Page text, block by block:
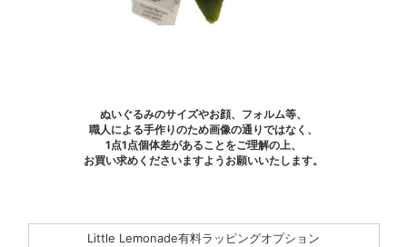
ぬいぐるみのサイズやお顔、フォルム等、
職人による手作りのため画像の通りではなく、
1点1点個体差があることをご理解の上、
お買い求めくださいますようお願いいたします。
Little Lemonade有料ラッピングオプション